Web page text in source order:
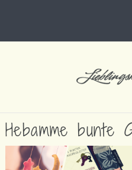
Hebamme bunte